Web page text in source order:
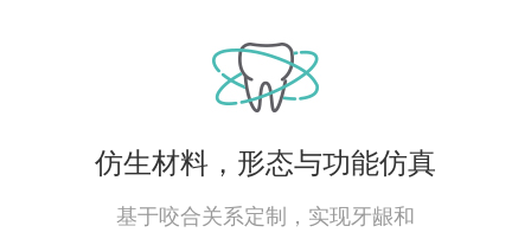
仿生材料，形态与功能仿真
基于咬合关系定制，实现牙龈和